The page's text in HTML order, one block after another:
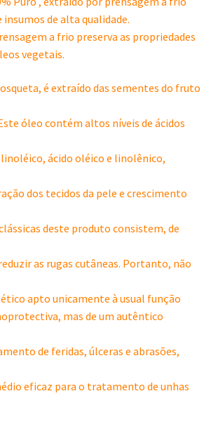
de alta qualidade.
a frio preserva as propriedades
vegetais.
é extraído das sementes do fruto
óleo contém altos níveis de ácidos
ácido oléico e linolênico,
dos tecidos da pele e crescimento
deste produto consistem, de
as rugas cutâneas. Portanto, não
apto unicamente à usual função
mas de um autêntico
de feridas, úlceras e abrasões,
eficaz para o tratamento de unhas